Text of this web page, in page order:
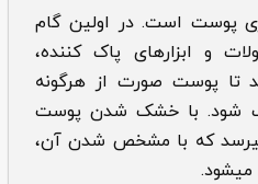
پوست است. در اولین گام
و ابزارهای پاک کننده،
تا پوست صورت از هرگونه
شود. با خشک شدن پوست
میرسد که با مشخص شدن آن،